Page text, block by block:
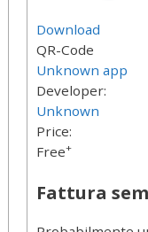
Download
QR-Code
Unknown app
Developer:
Unknown
Price:
Free+
Fattura